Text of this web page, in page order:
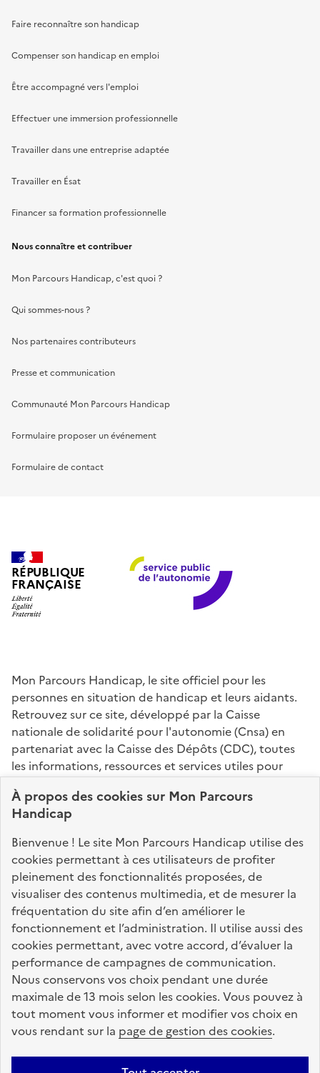
À propos descookiessur Mon Parcours
Handicap
Bienvenue ! Le site Mon Parcours Handicap utilise des
cookies permettant à ces utilisateurs de profiter
pleinement des fonctionnalités proposées, de
visualiser des contenus multimedia, et de mesurer la
fréquentation du site afin d’en améliorer le
fonctionnement et l’administration. Il utilise aussi des
cookies permettant, avec votre accord, d’évaluer la
performance de campagnes de communication.
Nous conservons vos choix pendant une durée
maximale de 13 mois selon les cookies. Vous pouvez à
tout moment vous informer et modifier vos choix en
vous rendant sur la page de gestion des cookies.
Faire reconnaître son handicap
Compenser son handicap en emploi
Être accompagné vers l'emploi
Effectuer une immersion professionnelle
Travailler dans une entreprise adaptée
Travailler en Ésat
Financer sa formation professionnelle
Nous connaître et contribuer
Mon Parcours Handicap, c'est quoi ?
Qui sommes-nous ?
Nos partenaires contributeurs
Presse et communication
Communauté Mon Parcours Handicap
Formulaire proposer un événement
Formulaire de contact
RÉPUBLIQUE
FRANÇAISE
Mon Parcours Handicap, le site officiel pour les
personnes en situation de handicap et leurs aidants.
Retrouvez sur ce site, développé par la Caisse
nationale de solidarité pour l'autonomie (Cnsa) en
partenariat avec la Caisse des Dépôts (CDC), toutes
les informations, ressources et services utiles pour
connaître vos droits, effectuer vos démarches,
identifier vos interlocuteurs.
Nos sites partenaires
info.gouv.fr service-public.fr legifrance.gouv.fr
data.gouv.fr
Nos partenaires
La Caisse des Dépôts
accompagne les parcours
de vie
Plan du site Accessibilité : totalement conforme Mentions légales